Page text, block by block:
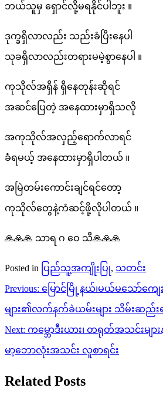
ဘယ်သူမှ ရှောင်လို့မရနိုင်ပါဘူး ။
ဒုက္ခရှိလာလည်း သည်းခံပြီးနေပါ
သုခရှိလာလည်းတရားမမဲ့စွာနေပါ ။
ကုသိုလ်အရှိန် ရှိနေတုန်းဆိုရင်
အဆင်ပြေတဲ့ အနေထားမှာရှိသလို
အကုသိုလ်အလှည့်ရောက်လာရင်
ခံရမယ့် အနေထားမှာရှိပါတယ် ။
အမြဲတမ်းကောင်းချင်ရင်တော့
ကုသိုလ်တွေနဲ့ကံဆင့်ဖို့လိုပါတယ် ။
🙏🙏🙏 သာရ ဂ ဝေ သီ🙏🙏🙏
Posted in ပြည်သူ့အကျိုးပြု, သတင်း
Post
navigation
Previous: မြောင်မြို့နယ်၊မယ်မသော်ကျေ
များ၏လက်နက်ခဲယမ်းများ သိမ်းဆည်း
Next: ကမ္ဘောဒီးယား၊ တရုတ်အသင်းမျာ
မာ့ဘောလုံးအသင်း လူစာရင်း
Related Posts